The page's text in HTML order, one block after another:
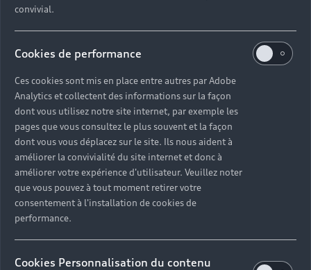
convivial.
Cookies de performance
Ces cookies sont mis en place entre autres par Adobe
Analytics et collectent des informations sur la façon
dont vous utilisez notre site internet, par exemple les
pages que vous consultez le plus souvent et la façon
dont vous vous déplacez sur le site. Ils nous aident à
améliorer la convivialité du site internet et donc à
améliorer votre expérience d'utilisateur. Veuillez noter
que vous pouvez à tout moment retirer votre
consentement à l'installation de cookies de
performance.
Cookies Personnalisation du contenu